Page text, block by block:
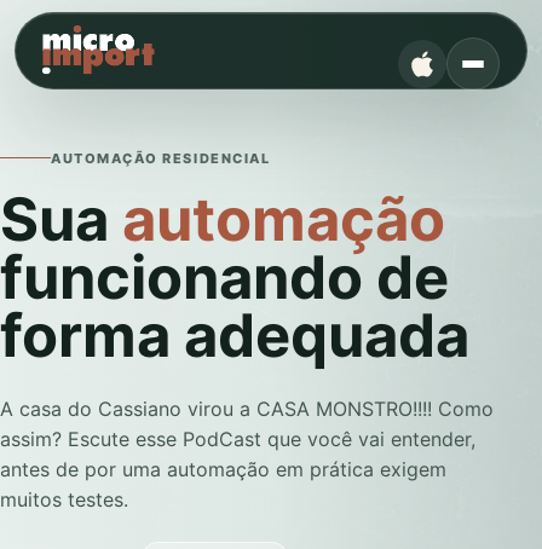
AUTOMAÇÃO RESIDENCIAL
Sua automação
funcionando de
forma adequada
A casa do Cassiano virou a CASA MONSTRO!!!! Como
assim? Escute esse PodCast que você vai entender,
antes de por uma automação em prática exigem
muitos testes.